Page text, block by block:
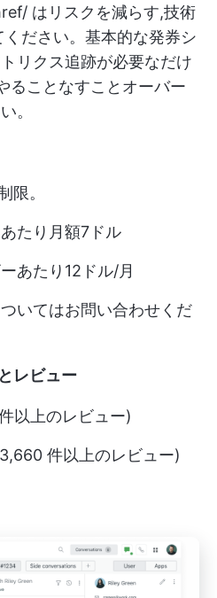
は リスクを減らす,技術
ください。基本的な発券シ
リクス追跡が必要なだけ
ることなすことオーバー
。
限。
あたり月額7ドル
ーあたり12ドル/月
ついてはお問い合わせくだ
レビュー
以上のレビュー)
件以上のレビュー)